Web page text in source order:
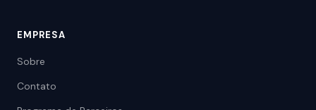
EMPRESA
Sobre
Contato